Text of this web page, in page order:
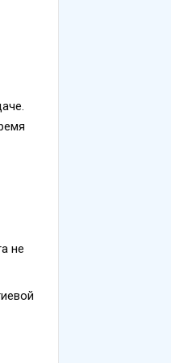
не